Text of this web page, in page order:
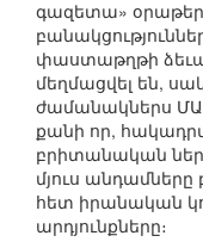
գազետա»
փաստաթղթի
մեղմացվել են,
ժամանակներս
քանի որ,
բրիտանական
մյուս
հետ իրանական
արդյունքները։